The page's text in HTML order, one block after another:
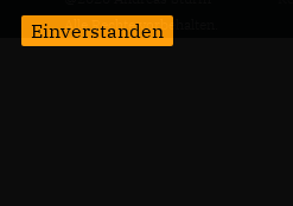
Alle Rechte vorbehalten.
Einverstanden